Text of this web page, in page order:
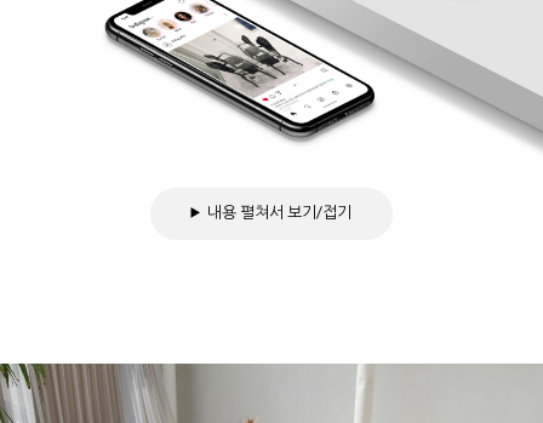
내용 펼쳐서 보기/접기